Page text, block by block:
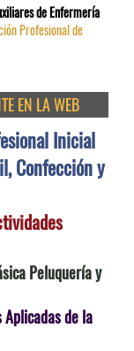
de Enfermería
Profesional de
EN LA WEB
Inicial
Confección y
Peluquería y
de la